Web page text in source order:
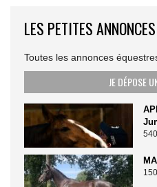
LES PETITES ANNONCES
Toutes les annonces
JE DÉPOSE